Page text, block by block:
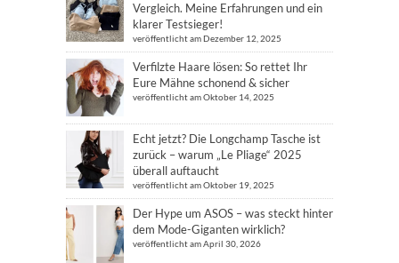
Vergleich. Meine Erfahrungen und ein
klarer Testsieger!
veröffentlicht am Dezember 12, 2025
Verfilzte Haare lösen: So rettet Ihr
Eure Mähne schonend & sicher
veröffentlicht am Oktober 14, 2025
Echt jetzt? Die Longchamp Tasche ist
zurück – warum „Le Pliage“ 2025
überall auftaucht
veröffentlicht am Oktober 19, 2025
Der Hype um ASOS – was steckt hinter
dem Mode-Giganten wirklich?
veröffentlicht am April 30, 2026